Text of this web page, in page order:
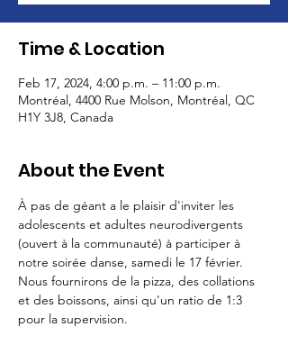
Time & Location
Feb 17, 2024, 4:00 p.m. – 11:00 p.m.
Montréal, 4400 Rue Molson, Montréal, QC
H1Y 3J8, Canada
About the Event
À pas de géant a le plaisir d'inviter les
adolescents et adultes neurodivergents
(ouvert à la communauté) à participer à
notre soirée danse, samedi le 17 février.
Nous fournirons de la pizza, des collations
et des boissons, ainsi qu'un ratio de 1:3
pour la supervision.